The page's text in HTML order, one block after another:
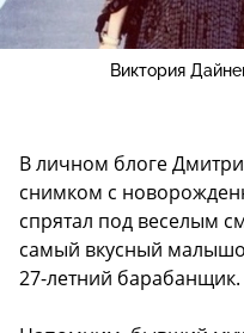
Виктория
В личном блоге
снимком с
спрятал под веселым
самый вкусный
27-летний барабанщик.